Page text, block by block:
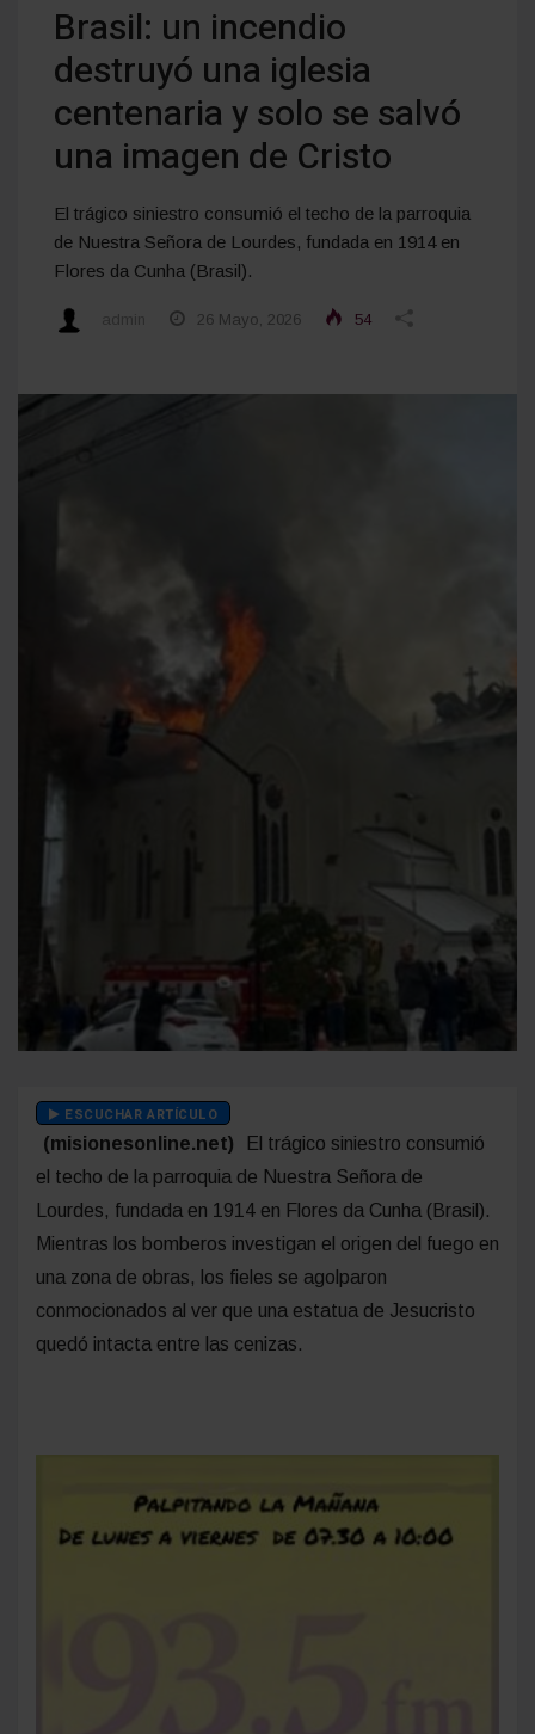
Brasil: un incendio
destruyó una iglesia
centenaria y solo se salvó
una imagen de Cristo
El trágico siniestro consumió el techo de la parroquia
de Nuestra Señora de Lourdes, fundada en 1914 en
Flores da Cunha (Brasil).
26 Mayo, 2026 54
ESCUCHAR ARTÍCULO
(misionesonline.net)
El trágico siniestro consumió
el techo de la parroquia de Nuestra Señora de
Lourdes, fundada en 1914 en Flores da Cunha (Brasil).
Mientras los bomberos investigan el origen del fuego en
una zona de obras, los fieles se agolparon
conmocionados al ver que una estatua de Jesucristo
quedó intacta entre las cenizas.